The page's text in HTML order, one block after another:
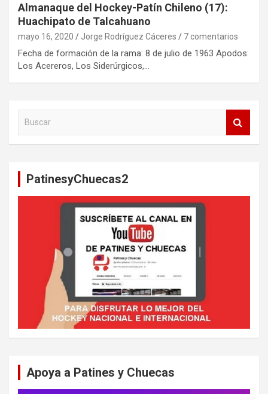
Almanaque del Hockey-Patín Chileno (17):
Huachipato de Talcahuano
mayo 16, 2020 Jorge Rodríguez Cáceres 7 comentarios
Fecha de formación de la rama: 8 de julio de 1963 Apodos:
Los Acereros, Los Siderúrgicos,…
PatinesyChuecas2
Apoya a Patines y Chuecas